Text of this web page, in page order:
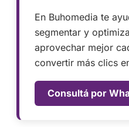
En Buhomedia te
segmentar y
aprovechar mejor
convertir más clics
Consultá por